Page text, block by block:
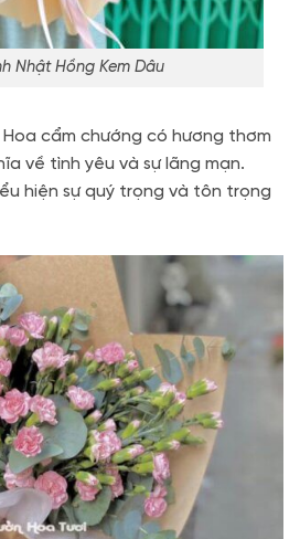
Nhật Hồng Kem Dâu
Hoa cẩm chướng có hương thơm
về tình yêu và sự lãng mạn.
hiện sự quý trọng và tôn trọng